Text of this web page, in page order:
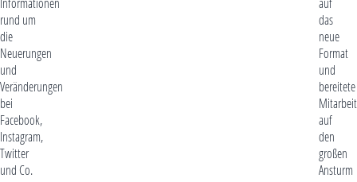
rund um
die
Neuerungen
und
Veränderungen
bei
Facebook,
Instagram,
Twitter
und Co.
das
neue
Format
und
bereitete
auf
den
großen
Ansturm